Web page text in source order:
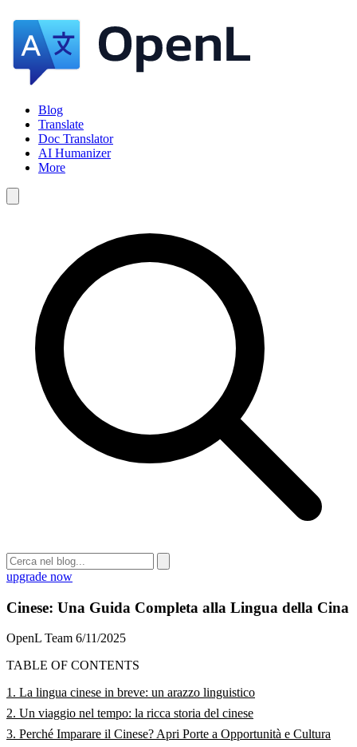
Blog
Translate
Doc Translator
AI Humanizer
More
upgrade now
Cinese: Una Guida Completa alla Lingua della Cina
OpenL Team 6/11/2025
TABLE OF CONTENTS
1. La lingua cinese in breve: un arazzo linguistico
2. Un viaggio nel tempo: la ricca storia del cinese
3. Perché Imparare il Cinese? Apri Porte a Opportunità e Cultura